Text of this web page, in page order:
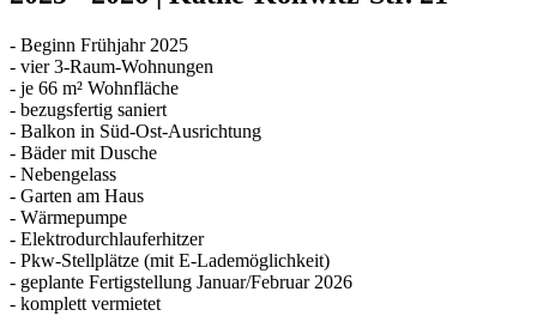
- Beginn Frühjahr 2025
- vier 3-Raum-Wohnungen
- je 66 m² Wohnfläche
- bezugsfertig saniert
- Balkon in Süd-Ost-Ausrichtung
- Bäder mit Dusche
- Nebengelass
- Garten am Haus
- Wärmepumpe
- Elektrodurchlauferhitzer
- Pkw-Stellplätze (mit E-Lademöglichkeit)
- geplante Fertigstellung Januar/Februar 2026
- komplett vermietet